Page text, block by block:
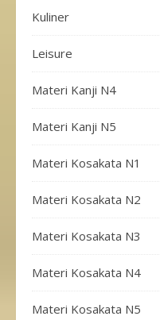
Kuliner
Leisure
Materi Kanji N4
Materi Kanji N5
Materi Kosakata N1
Materi Kosakata N2
Materi Kosakata N3
Materi Kosakata N4
Materi Kosakata N5